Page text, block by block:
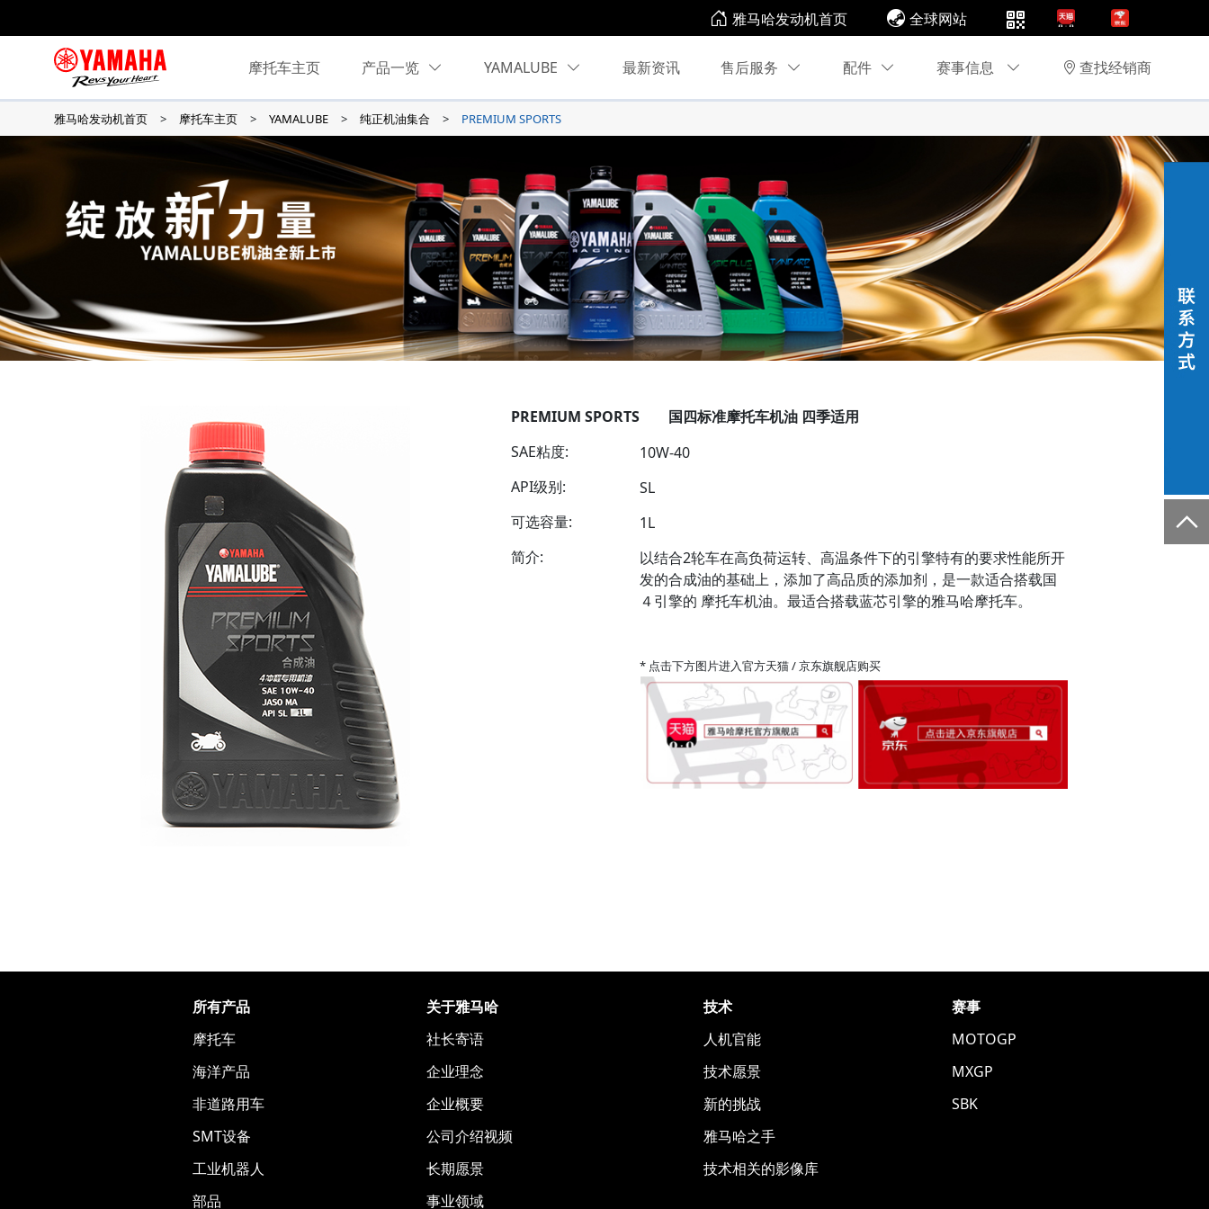
雅马哈发动机首页 全球网站
摩托车主页 产品一览 YAMALUBE 最新资讯 售后服务 配件 赛事信息 查找经销商
雅马哈发动机首页 摩托车主页 YAMALUBE 纯正机油集合 PREMIUM SPORTS
PREMIUM SPORTS 国四标准摩托车机油 四季适用
SAE粘度:
10W-40
API级别:
SL
可选容量:
1L
简介:
以结合2轮车在高负荷运转、高温条件下的引擎特有的要求性能所开
发的合成油的基础上，添加了高品质的添加剂，是一款适合搭载国
４引擎的 摩托车机油。最适合搭载蓝芯引擎的雅马哈摩托车。
* 点击下方图片进入官方天猫 / 京东旗舰店购买
所有产品
摩托车
海洋产品
非道路用车
SMT设备
工业机器人
部品
关于雅马哈
社长寄语
企业理念
企业概要
公司介绍视频
长期愿景
事业领域
技术
人机官能
技术愿景
新的挑战
雅马哈之手
技术相关的影像库
赛事
MOTOGP
MXGP
SBK